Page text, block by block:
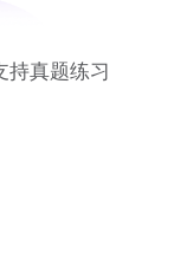
持真题练习